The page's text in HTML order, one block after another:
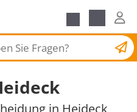
Scheidungsantrag
in Heideck